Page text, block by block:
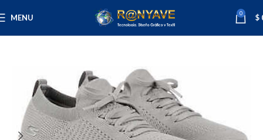
MENU 0 $